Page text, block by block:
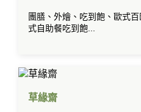
團膳、外燴、吃到飽、歐式
式自助餐吃到飽...
草緣齋